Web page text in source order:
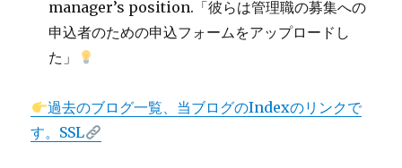
manager’s position.「彼らは管理職の募集への
申込者のための申込フォームをアップロードし
た」
過去のブログ一覧、当ブログのIndexのリンクで
す。SSL